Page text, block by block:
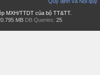
MXH/TTDT của bộ TT&TT.
MB DB Queries: 25